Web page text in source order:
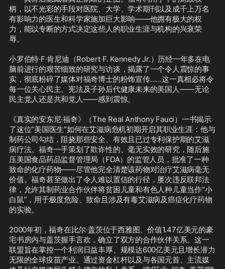
柄，以不光彩的手段对医院、大学、学术期刊以及成千上万名
有影响力的医生和科学家施加巨大影响——他拥有极大的权
力，能以专断的方式决定这些人的职业生涯与机构的兴衰荣
辱。
小罗伯特·F·肯尼迪（Robert F. Kennedy Jr.）历经一年多在电
脑前进行的艰苦细致的研究与访谈，揭露了一个令人震惊的事
实，彻底粉碎了媒体对福奇博士的粉饰宣传……这一真相必将令
每一位关心民主、宪法及子孙后代健康未来的美国人——无论
民主党人还是共和党人——感到震惊。
《真实的安东尼·福奇》（The Real Anthony Fauci）一书揭示
了这位“美国医生”如何在艾滋病危机初期开启其职业生涯：他与
制药公司勾结，阻挠那些安全、有效且已过专利保护期的艾滋
病疗法。福奇一手策划了欺诈性的、毫无实效的研究，随后施
压美国食品药品监督管理局（FDA）的监管人员，批准了一种
致命的化疗药物——尽管他完全清楚该药物对治疗艾滋病毫无
价值。福奇甚至做出了令人难以置信的行径，屡次违反联邦法
律，允许其制药业合作伙伴将贫困儿童和有色人种儿童当作“小
白鼠”，用于极度危险、致命且涉及有毒艾滋病及癌症化疗药物
的实验。
2000年初，福奇在比尔·盖茨位于西雅图、价值1.47亿美元的豪
宅书房内与盖茨握手言欢，确立了双方的合作伙伴关系。这一
联盟旨在掌控一个利润日益丰厚、规模达600亿美元且增长潜力
无限的全球疫苗产业。通过资金杠杆以及与各国元首、主流媒